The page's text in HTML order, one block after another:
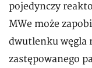
pojedynczy
MWe może
dwutlenku węgla
zastępowanego